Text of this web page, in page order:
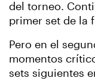
del torneo.
primer set de la
Pero en el
momentos
sets siguientes